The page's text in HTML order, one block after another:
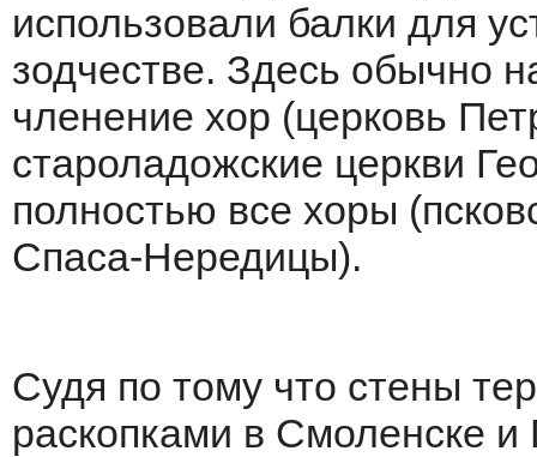
использовали балки для
зодчестве. Здесь обычно
членение хор (церковь
староладожские церкви
полностью все хоры
Спаса-Нередицы).
Судя по тому что стены
раскопками в Смоленске